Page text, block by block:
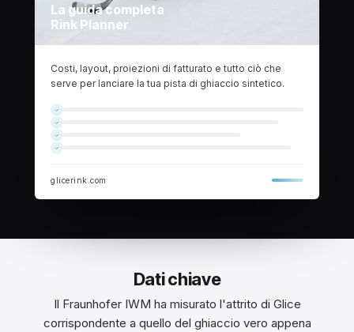
La guida completa
Rink Planner
Costi, layout, proiezioni di fatturato e tutto ciò che
serve per lanciare la tua pista di ghiaccio sintetico.
glicerink.com
Dati chiave
Il Fraunhofer IWM ha misurato l'attrito di Glice
corrispondente a quello del ghiaccio vero appena